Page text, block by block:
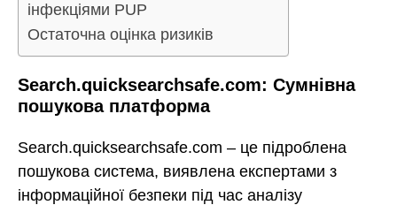
інфекціями PUP
Остаточна оцінка ризиків
Search.quicksearchsafe.com: Сумнівна
пошукова платформа
Search.quicksearchsafe.com – це підроблена
пошукова система, виявлена експертами з
інформаційної безпеки під час аналізу